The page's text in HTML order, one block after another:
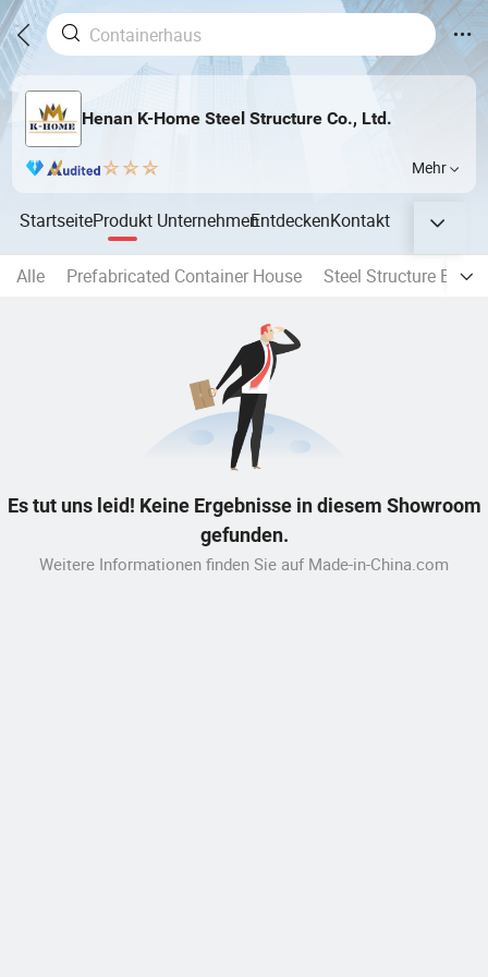
Henan K-Home Steel Structure Co., Ltd.
Mehr
StartseiteProdukt UnternehmenEntdeckenKontakt
Alle Prefabricated Container House Steel Structure
Es tut uns leid! Keine Ergebnisse in diesem Showroom
gefunden.
Weitere Informationen finden Sie auf Made-in-China.com